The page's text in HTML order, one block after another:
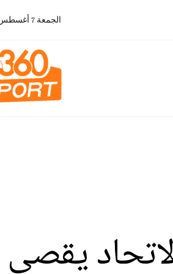
الجمعة 7
يقصي